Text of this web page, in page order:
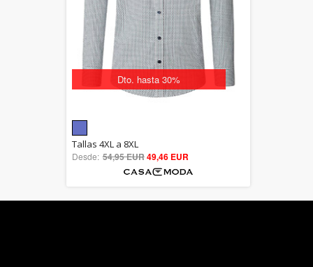
Dto. hasta 30%
5.00
out of 5
Tallas 4XL a 8XL
Desde: 54,95 EUR49,46 EUR